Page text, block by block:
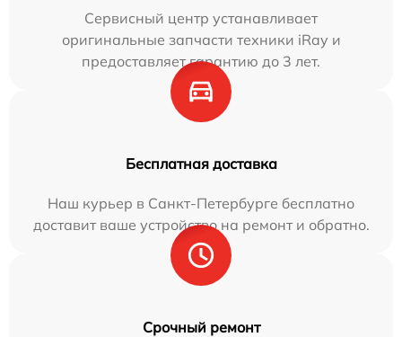
Сервисный центр устанавливает
оригинальные запчасти техники iRay и
предоставляет гарантию до 3 лет.
Бесплатная доставка
Наш курьер в Санкт-Петербурге бесплатно
доставит ваше устройство на ремонт и обратно.
Срочный ремонт